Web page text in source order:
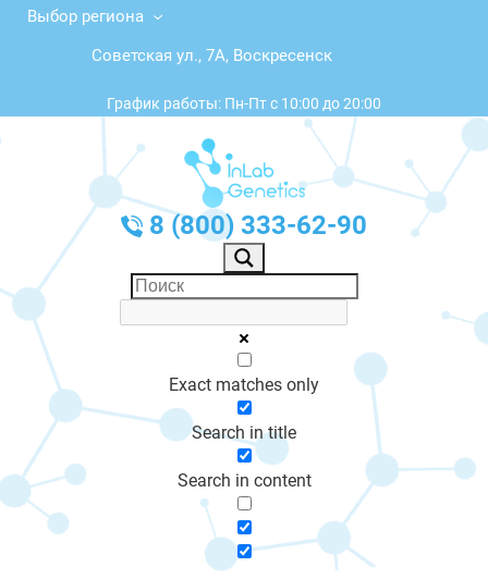
Выбор региона
Советская ул., 7А, Воскресенск
График работы: Пн-Пт с 10:00 до 20:00
8 (800) 333-62-90
Exact matches only
Search in title
Search in content